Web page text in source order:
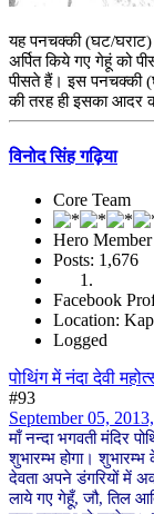
यह पनचक्की (घट/घराट)
अर्पित किये गए गेहूं को
पीसते हैं। इस पनचक्की
की तरह ही इसका आदर
विनोद सिंह गढ़िया
Core Team
Hero Member
Posts: 1,676
Facebook
Location:
Logged
पोथिंग में नंदा देवी
#93
September 05,
माँ नन्दा भगवती मंदिर
शुभारम्भ होगा। शुभारम्भ
देवता अपने डंगरियों में
लाये गए गेहूँ, जौ, तिल